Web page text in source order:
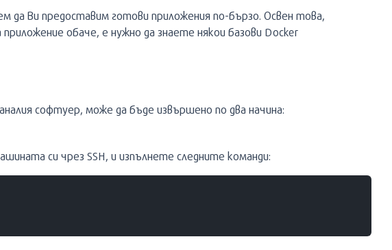
да Ви предоставим готови приложения по-бързо. Освен това,
обаче, е нужно да знаете някои базови Docker
софтуер, може да бъде извършено по два начина:
си чрез SSH, и изпълнете следните команди: